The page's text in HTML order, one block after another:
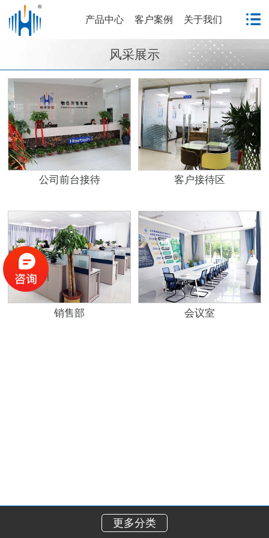
产品中心 客户案例 关于我们
风采展示
公司前台接待 客户接待区
销售部 会议室
更多分类